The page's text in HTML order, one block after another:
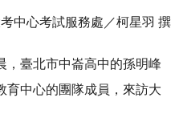
中心考試服務處／柯星羽 撰
，臺北市中崙高中的孫明峰
育中心的團隊成員，來訪大